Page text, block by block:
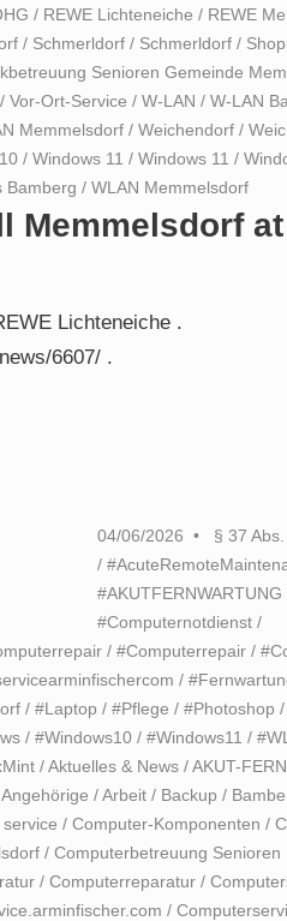
/ REWE Lichteneiche / REWE
/ Schmerldorf / Schmerldorf /
Senioren Gemeinde
/ Vor-Ort-Service / W-LAN / W-LAN
Memmelsdorf / Weichendorf /
/ Windows 11 / Windows 11 /
Bamberg / WLAN Memmelsdorf
Memmelsdorf at
Lichteneiche .
6607/ .
04/06/2026 § 37
/
#AKUTFERNWARTUNG
#Computernotdienst /
/ #Computerrepair /
/
/ #Laptop / #Pflege / #Photoshop /
/ #Windows10 / #Windows11 /
/Aktuelles & News /AKUT-
/Arbeit / Backup /
/ Computer-Komponenten /
/ Computerbetreuung Senioren
/ Computerreparatur /
/